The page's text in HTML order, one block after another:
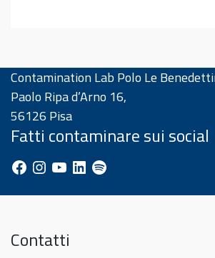
Contamination Lab Polo Le
Paolo Ripa d’Arno 16,
56126 Pisa
Fatti contaminare sui social
Facebook
Instagram
YouTube
LinkedInSpotify
Contatti